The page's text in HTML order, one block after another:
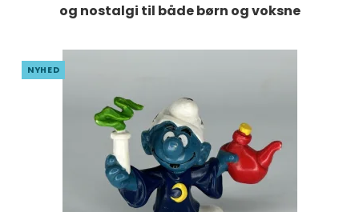
og nostalgi til både børn og voksne
NYHED